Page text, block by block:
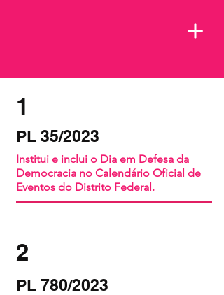
1
PL 35/2023
Institui e inclui o Dia em Defesa da
Democracia no Calendário Oficial de
Eventos do Distrito Federal.
2
PL 780/2023